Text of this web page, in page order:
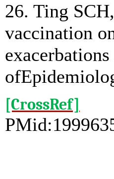
26. Ting
vaccination
[CrossRef]